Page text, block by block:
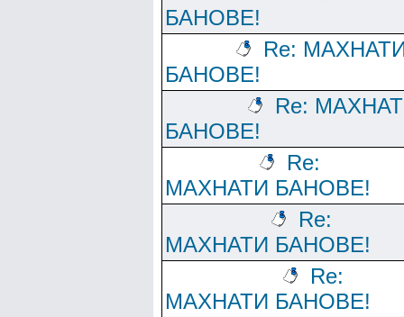
БАНОВЕ!
Re:
БАНОВЕ!
Re:
БАНОВЕ!
Re:
МАХНАТИ БАНОВЕ!
Re:
МАХНАТИ БАНОВЕ!
Re:
МАХНАТИ БАНОВЕ!